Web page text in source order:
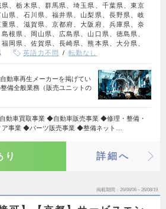
、栃木県、群馬県、埼玉県、千葉県、東京
県、石川県、福井県、山梨県、長野県、岐
県、滋賀県、京都府、大阪府、兵庫県、奈
根県、岡山県、広島県、山口県、徳島県、
岡県、佐賀県、長崎県、熊本県、大分県、
英語力不問 転勤なし
動車再生メーカーを掲げてい
備全般業務（販売ユニットの
動車買取事業 ◆自動車販売事業 ◆修理・整備・
事業 ◆パーツ販売事業 ◆整備ネット…
り 詳細へ
掲載期間 26/08/06～26/08/19